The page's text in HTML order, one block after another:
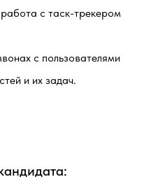
с таск-трекером
с пользователями
и их задач.